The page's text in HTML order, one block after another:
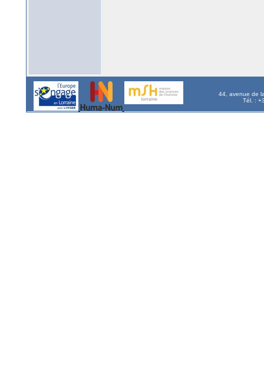
44, avenue de
Tél. :